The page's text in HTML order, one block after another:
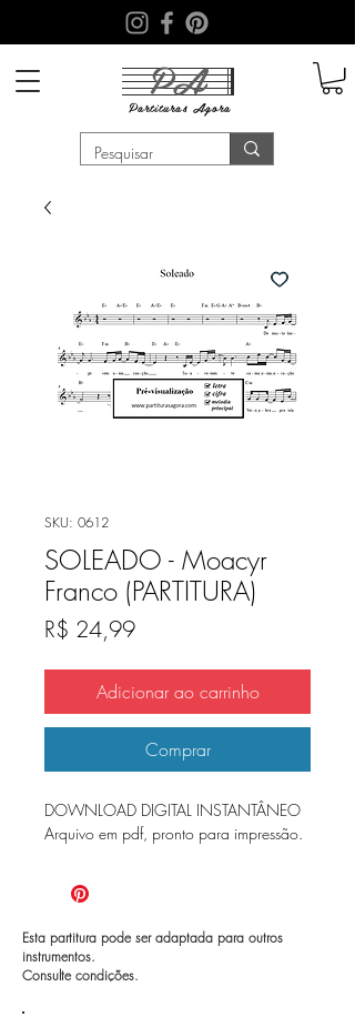
PA
Partituras Agora
SKU: 0612
SOLEADO - Moacyr
Franco (PARTITURA)
R$ 24,99Preço
Adicionar ao carrinho
Comprar
DOWNLOAD DIGITAL INSTANTÂNEO
Arquivo em pdf, pronto para impressão.
Esta partitura pode ser adaptada para outros
instrumentos.
Consulte condições.